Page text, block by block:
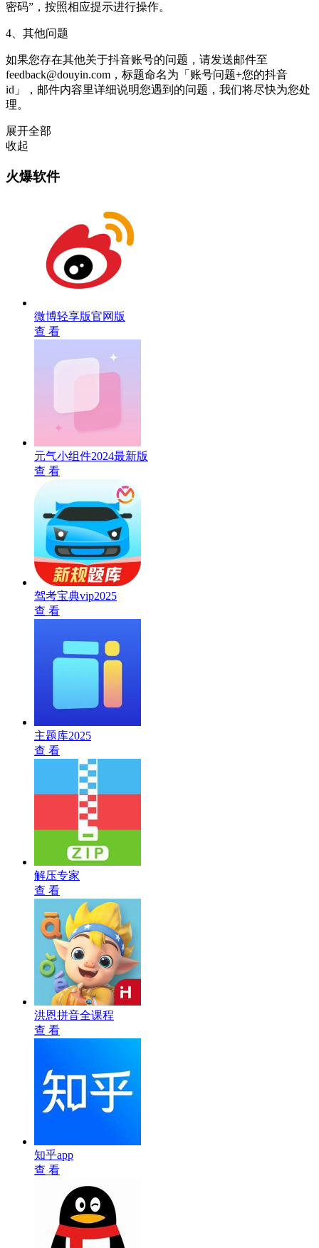
密码”，按照相应提示进行操作。
4、其他问题
如果您存在其他关于抖音账号的问题，请发送邮件至
feedback@douyin.com，标题命名为「账号问题+您的抖音
id」，邮件内容里详细说明您遇到的问题，我们将尽快为您处
理。
展开全部
收起
火爆软件
微博轻享版官网版
查 看
元气小组件2024最新版
查 看
驾考宝典vip2025
查 看
主题库2025
查 看
解压专家
查 看
洪恩拼音全课程
查 看
知乎app
查 看